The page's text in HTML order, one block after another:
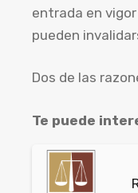
entrada en
pueden
Dos de las
Te puede